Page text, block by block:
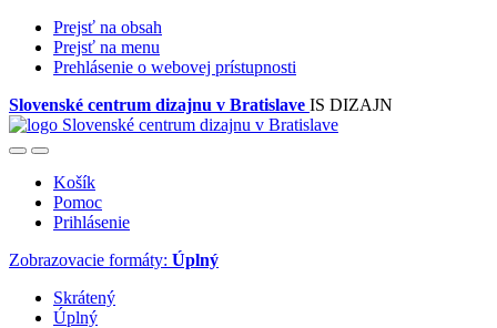
Prejsť na obsah
Prejsť na menu
Prehlásenie o webovej prístupnosti
Slovenské centrum dizajnu v Bratislave IS DIZAJN
Košík
Pomoc
Prihlásenie
Zobrazovacie formáty: Úplný
Skrátený
Úplný